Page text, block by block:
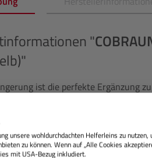
"
ist die perfekte Ergänzung
Kabel können Sie eine
erreichen. CobraTether arbeitet
testen und sicherstellen, dass
liefern, die jeder erwartet.
unsere wohldurchdachten Helferleins zu nutzen,
zu können. Wenn auf „Alle Cookies
mit USA-Bezug inkludiert.